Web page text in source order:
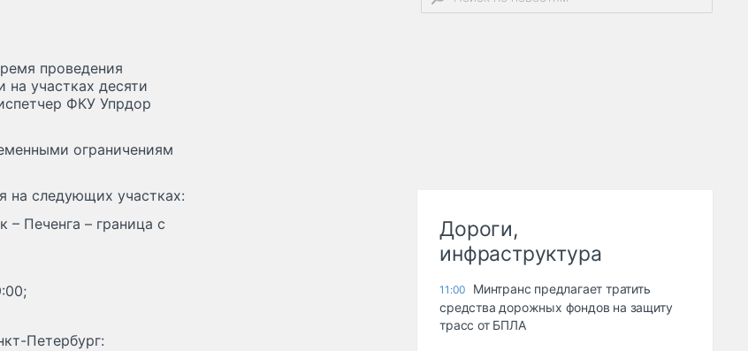
проведения
участках десяти
ФКУ Упрдор
ограничениям
на следующих участках:
– Печенга – граница с
Петербург:
Дороги,
инфраструктура
11:00
Минтранс предлагает тратить
средства дорожных фондов на защиту
трасс от БПЛА